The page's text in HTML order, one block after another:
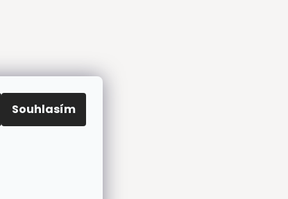
Souhlasím